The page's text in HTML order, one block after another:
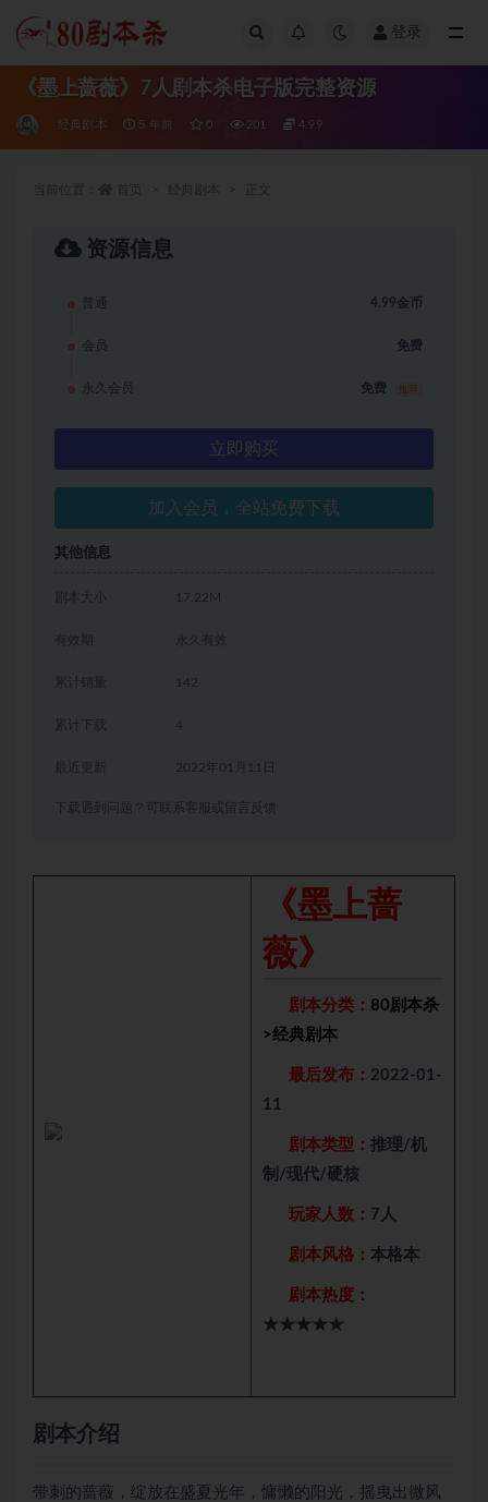
登录
《墨上蔷薇》7人剧本杀电子版完整资源
经典剧本 5 年前 0 201 4.99
资源信息
普通 4.99金币
会员 免费
永久会员 免费
立即购买
加入会员，全站免费下载
其他信息
剧本大小 17.22M
有效期 永久有效
累计销量 142
累计下载 4
2022年01月11日
下载遇到问题？可联系客服或留言反馈
《墨上蔷
薇》
剧本分类： 80剧本杀
>经典剧本
最后发布： 2022-01-
11
剧本类型： 推理/机
制/现代/硬核
玩家人数： 7人
剧本风格： 本格本
剧本热度：
★★★★★
剧本介绍
带刺的蔷薇，绽放在盛夏光年，慵懒的阳光，摇曳出微风